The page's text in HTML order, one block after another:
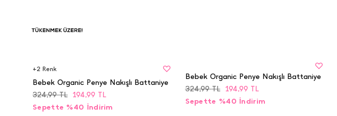
Sepette %40 İndirim
194,99 TL
324,99 TL
+2 Renk
Bebek Organic Penye Nakışlı Battaniye
Sepette %40 İndirim
194,99 TL
324,99 TL
Bebek Organic Penye Nakışlı Battaniye